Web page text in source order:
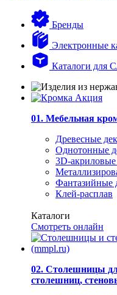
Бренды
Электронные
Каталоги для
01. Мебельная
Древесные
Однотонные
3D-
Фантазийные
Клей-расплав
Каталоги
Смотреть онлайн
02. Столешницы
столешниц,